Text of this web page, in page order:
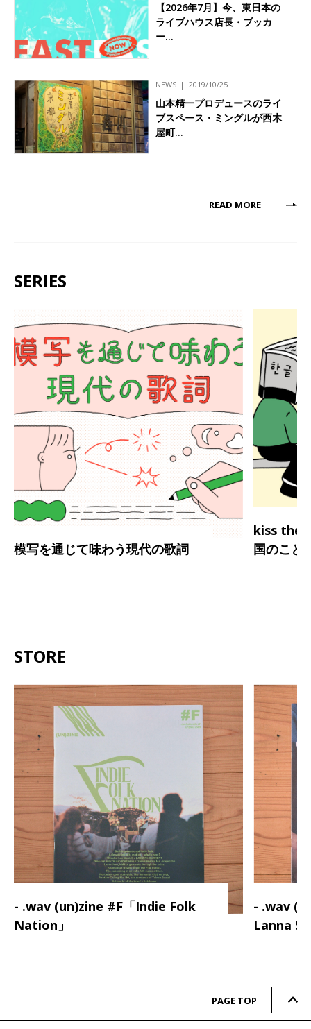
【2026年7月】今、東日本の
ライブハウス店長・ブッカ
ー…
NEWS 2019/10/25
山本精一プロデュースのライ
ブスペース・ミングルが西木
屋町…
READ MORE
SERIES
模写を通じて味わう現代の歌詞
kiss the
国のこと
STORE
- .wav (un)zine #F「Indie Folk
Nation」
- .wav
Lanna
PAGE TOP